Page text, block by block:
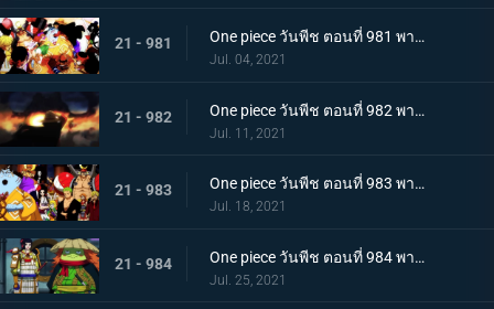
21 - 981 One piece วันพีช ตอนที่ 981 พากย์ไทย พวกพ้องคนใหม่! ชายชาตรีแห่งท้องทะเล จินเบ!
Jul. 04, 2021
21 - 982 One piece วันพีช ตอนที่ 982 พากย์ไทย ไพ่ตายของไคโด หกล่องนภาปรากฏตัว
Jul. 11, 2021
21 - 983 One piece วันพีช ตอนที่ 983 พากย์ไทย เหล่าซามูไรเอาจริง! ขึ้นฝั่งเกาะโอนิกาชิมะ
Jul. 18, 2021
21 - 984 One piece วันพีช ตอนที่ 984 พากย์ไทย ลูฟี่อาละวาด ลอบเข้างานเลี้ยงของไคโด
Jul. 25, 2021